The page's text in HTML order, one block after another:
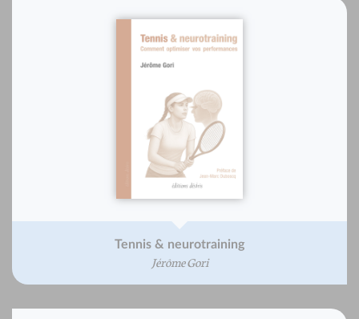
Tennis & neurotraining
Jérôme Gori